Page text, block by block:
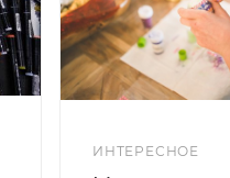
ИНТЕРЕСНОЕ